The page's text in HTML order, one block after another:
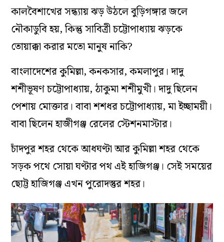
কালবৈশাখের সন্ধ্যায় ঝড় উঠলে বুড়িগঙ্গার জলে
নৌকাডুবি হয়, কিন্তু সাবিত্রী চট্টোপাধ্যায় ঝড়কে
তোয়াক্কা করার মতো মানুষ নাকি?
বাংলাদেশের কুমিল্লা, কনকসার, কমলাপুর। দাদু
শশীভূষণ চট্টোপাধ্যায়, ঠাকুমা শশীমুখী। দাদু ছিলেন
পেশায় মোক্তার। বাবা শশধর চট্টোপাধ্যায়, মা ইচ্ছাময়ী।
বাবা ছিলেন হাজীগঞ্জ রেলের স্টেশনমাস্টার।
চাঁদপুর শহর থেকে আধঘণ্টা আর কুমিল্লা শহর থেকে
সড়ক পথে সোয়া ঘণ্টার পথ এই হাজিগঞ্জ। সেই সময়ের
ছোট্ট হাজিগঞ্জ এখন পুরোদস্তুর শহর।